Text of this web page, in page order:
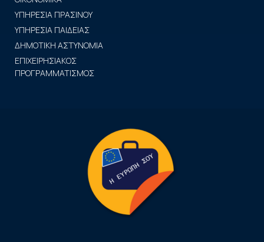
ΥΠΗΡΕΣΙΑ ΠΡΑΣΙΝΟΥ
ΥΠΗΡΕΣΙΑ ΠΑΙΔΕΙΑΣ
ΔΗΜΟΤΙΚΗ ΑΣΤΥΝΟΜΙΑ
ΕΠΙΧΕΙΡΗΣΙΑΚΟΣ
ΠΡΟΓΡΑΜΜΑΤΙΣΜΟΣ